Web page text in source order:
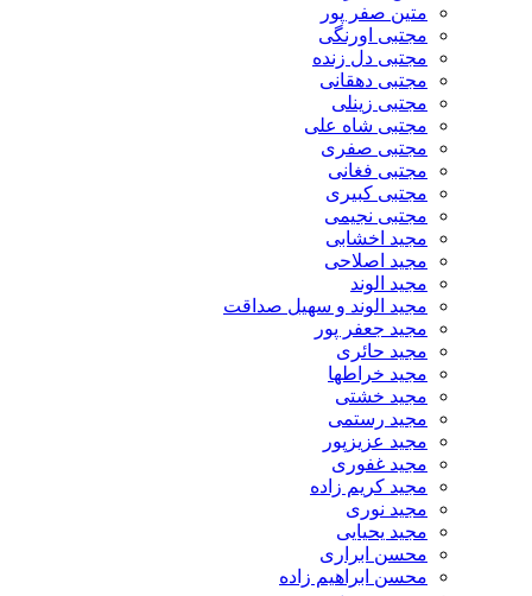
متین صفر پور
مجتبی اورنگی
مجتبی دل زنده
مجتبی دهقانی
مجتبی زینلی
مجتبی شاه علی
مجتبی صفری
مجتبی فغانی
مجتبی کبیری
مجتبی نجیمی
مجید اخشابی
مجید اصلاحی
مجید الوند‎
مجید الوند و سهیل صداقت
مجید جعفر پور
مجید حائری
مجید خراطها
مجید خشتی
مجید رستمی
مجید عزیزپور
مجید غفوری
مجید کریم زاده
مجید نوری
مجید یحیایی
محسن ابراری
محسن ابراهیم زاده